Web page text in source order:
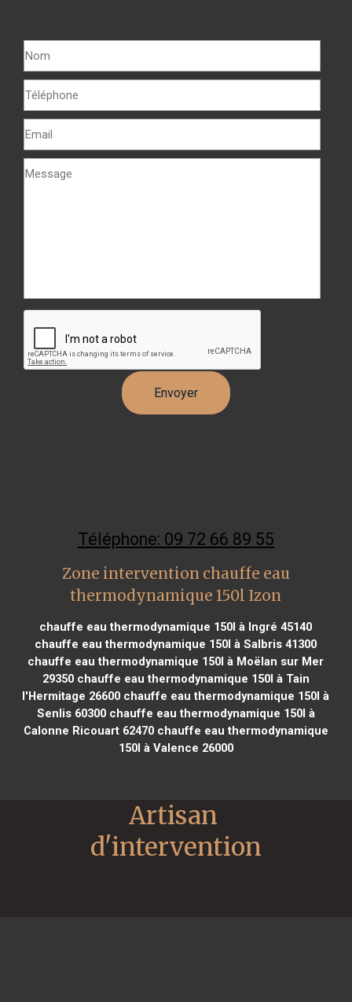
Téléphone: 09 72 66 89 55
Zone intervention chauffe eau
thermodynamique 150l Izon
chauffe eau thermodynamique 150l à Ingré 45140
chauffe eau thermodynamique 150l à Salbris 41300
chauffe eau thermodynamique 150l à Moëlan sur Mer
29350chauffe eau thermodynamique 150l à Tain
l'Hermitage 26600 chauffe eau thermodynamique 150l à
Senlis 60300chauffe eau thermodynamique 150l à
Calonne Ricouart 62470chauffe eau thermodynamique
150l à Valence 26000
Artisan
d'intervention